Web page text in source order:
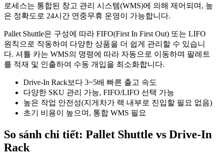
로세스는 통합된 창고 관리 시스템(WMS)에 의해 제어되며, 높
은 정확도로 24시간 연중무휴 운영이 가능합니다.
Pallet Shuttle은 구성에 따라 FIFO(First In First Out) 또는 LIFO
원칙으로 작동하여 다양한 상품을 더 쉽게 관리할 수 있습니
다. 셔틀 카는 WMS의 명령에 따라 자동으로 이동하며 팔레트
를 적재 및 인출하여 수동 개입을 최소화합니다.
Drive-In Rack보다 3~5배 빠른 출고 속도
다양한 SKU 관리 가능, FIFO/LIFO 선택 가능
높은 작업 안전성(지게차가 랙 내부로 진입할 필요 없음)
초기 비용이 높으며, 통합 WMS 필요
So sánh chi tiết: Pallet Shuttle vs Drive-In
Rack